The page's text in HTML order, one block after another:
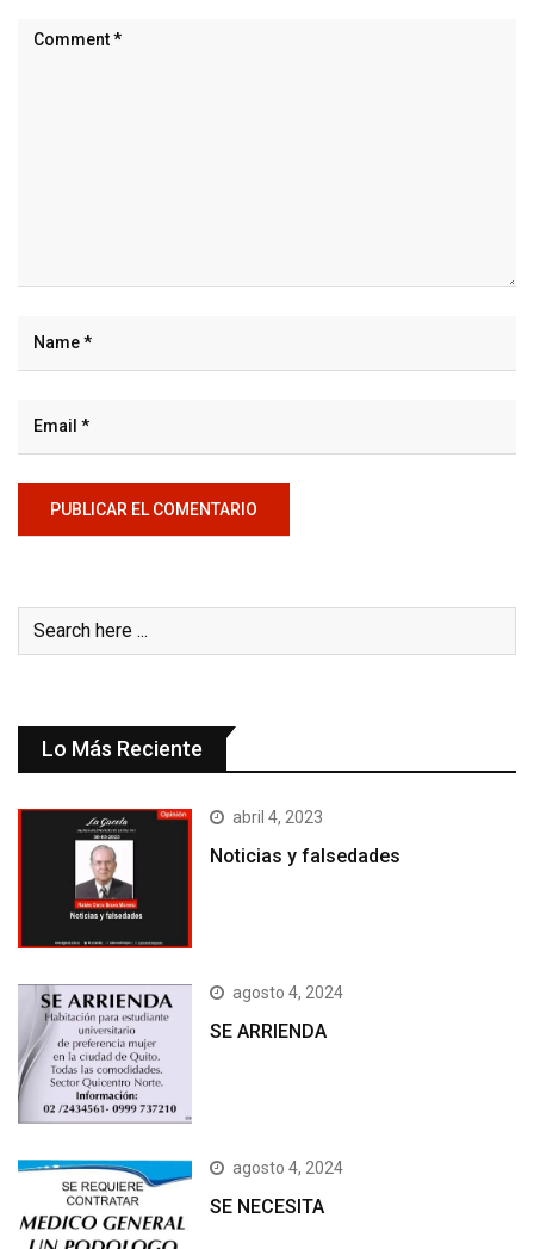
Lo Más Reciente
abril 4, 2023
Noticias y falsedades
agosto 4, 2024
SE ARRIENDA
agosto 4, 2024
SE NECESITA